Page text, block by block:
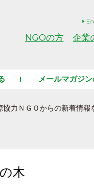
NGOの方 企業
メールマガジ
協力ＮＧＯからの新着情報
木